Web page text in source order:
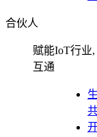
合伙人
赋能IoT行业
互通